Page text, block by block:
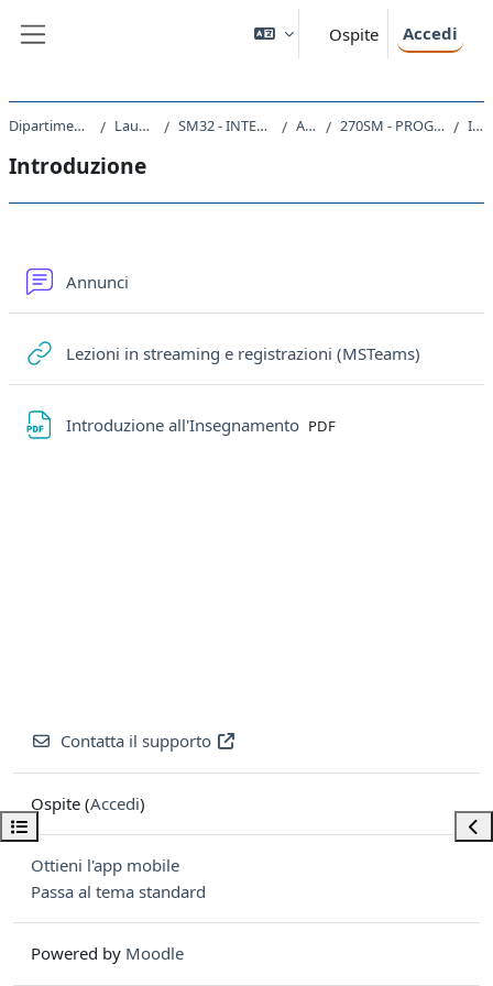
Ospite Accedi
Apri indice del corso
Dipartimento di Matematica e Geoscienze Laurea triennale (DM270) SM32 - INTELLIGENZA ARTIFICIALE E DATA ANALYTICS A.A. 2022 - 2023 270SM - PROGRAMMAZIONE AVANZATA E PARALLELA 2022 Introduzione
Introduzione
Annunci
Lezioni in streaming e registrazioni (MSTeams)
Introduzione all'Insegnamento File
PDF
Contatta il supporto
Ospite (Accedi)
Ottieni l'app mobile
Passa al tema standard
Powered by Moodle